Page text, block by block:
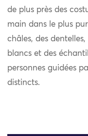
de plus près des
main dans le plus
châles, des
blancs et des
personnes guidées
distincts.